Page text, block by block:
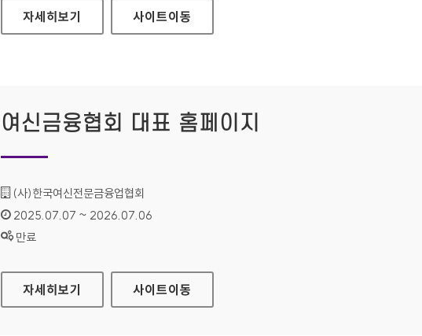
여신금융협회 소비자지원센터
자세히보기 사이트이동
여신금융협회 대표 홈페이지
기관명 :
(사)한국여신전문금융업협회
인증기간 :
2025.07.07 ~ 2026.07.06
상태 :
만료
여신금융협회 대표 홈페이지
자세히보기 사이트이동